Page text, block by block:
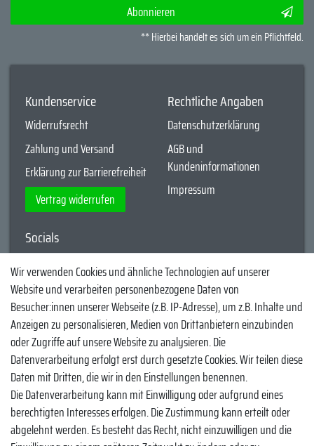
Abonnieren
** Hierbei handelt es sich um ein Pflichtfeld.
Kundenservice
Widerrufsrecht
Zahlung und Versand
Erklärung zur Barrierefreiheit
Vertrag widerrufen
Rechtliche Angaben
Datenschutzerklärung
AGB und
Kundeninformationen
Impressum
Socials
YouTube
Facebook
Instagram
TikTok
Zahlungsmethoden
Wir verwenden Cookies und ähnliche Technologien auf unserer
Website und verarbeiten personenbezogene Daten von
Besucher:innen unserer Webseite (z.B. IP-Adresse), um z.B. Inhalte und
Anzeigen zu personalisieren, Medien von Drittanbietern einzubinden
oder Zugriffe auf unsere Website zu analysieren. Die
Datenverarbeitung erfolgt erst durch gesetzte Cookies. Wir teilen diese
Daten mit Dritten, die wir in den Einstellungen benennen.
Die Datenverarbeitung kann mit Einwilligung oder aufgrund eines
berechtigten Interesses erfolgen. Die Zustimmung kann erteilt oder
abgelehnt werden. Es besteht das Recht, nicht einzuwilligen und die